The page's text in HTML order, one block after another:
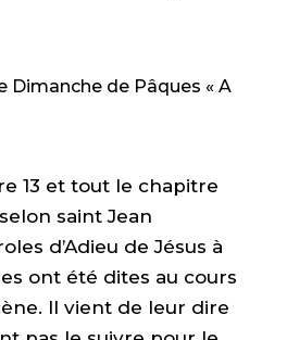
Dimanche de Pâques « A
13 et tout le chapitre
saint Jean
d’Adieu de Jésus à
ont été dites au cours
Il vient de leur dire